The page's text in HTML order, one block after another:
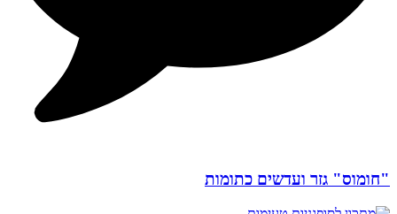
"חומוס" גזר ועדשים כתומות